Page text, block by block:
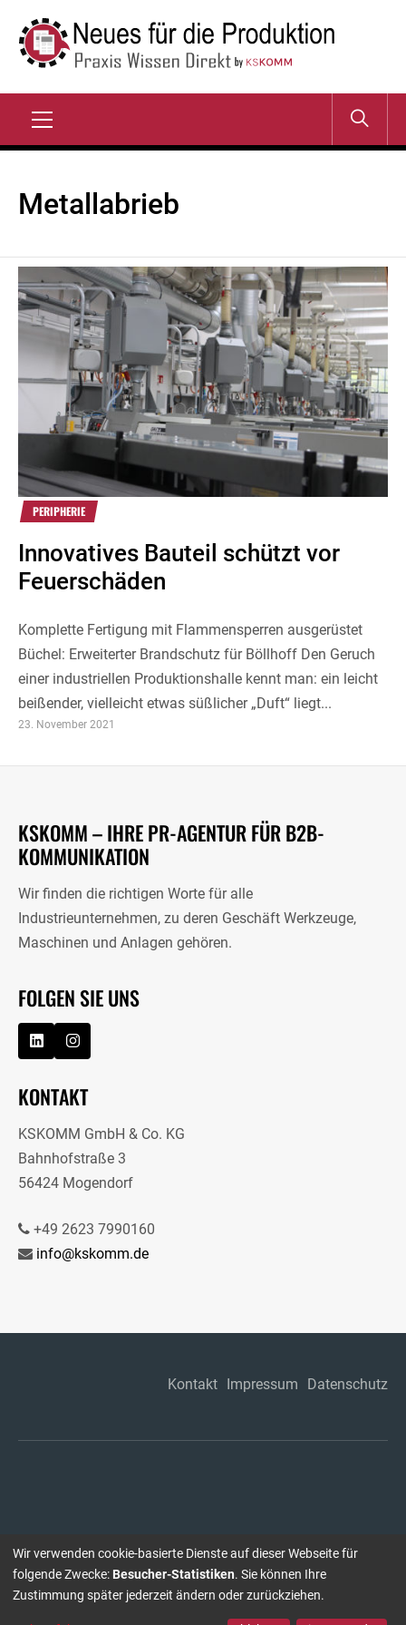
Inhalt
springen
NEUES FÜR DIE
PRODUKTION
Metallabrieb
PERIPHERIE
Innovatives Bauteil schützt vor
Feuerschäden
Komplette Fertigung mit Flammensperren ausgerüstet
Büchel: Erweiterter Brandschutz für Böllhoff Den Geruch
einer industriellen Produktionshalle kennt man: ein leicht
beißender, vielleicht etwas süßlicher „Duft“ liegt...
23. November 2021
KSKOMM – IHRE PR-AGENTUR FÜR B2B-
KOMMUNIKATION
Wir finden die richtigen Worte für alle
Industrieunternehmen, zu deren Geschäft Werkzeuge,
Maschinen und Anlagen gehören.
FOLGEN SIE UNS
KONTAKT
KSKOMM GmbH & Co. KG
Bahnhofstraße 3
56424 Mogendorf
+49 2623 7990160
info@kskomm.de
Kontakt Impressum Datenschutz
Wir verwenden cookie-basierte Dienste auf dieser Webseite für
folgende Zwecke: Besucher-Statistiken. Sie können Ihre
Zustimmung später jederzeit ändern oder zurückziehen.